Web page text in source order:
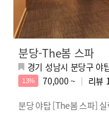
분당-The봄 스파
경기 성남시 분당구 야
13% 70,000 ~ 리뷰
분당 야탑 [The봄 스파]